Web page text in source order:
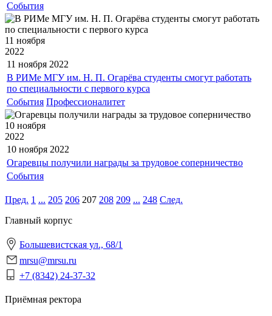
События
11 ноября
2022
11 ноября 2022
В РИМе МГУ им. Н. П. Огарёва студенты смогут работать
по специальности с первого курса
События Профессионалитет
10 ноября
2022
10 ноября 2022
Огаревцы получили награды за трудовое соперничество
События
Пред. 1 ... 205 206 207 208 209 ... 248 След.
Главный корпус
Большевистская ул., 68/1
mrsu@mrsu.ru
+7 (8342) 24-37-32
Приёмная ректора